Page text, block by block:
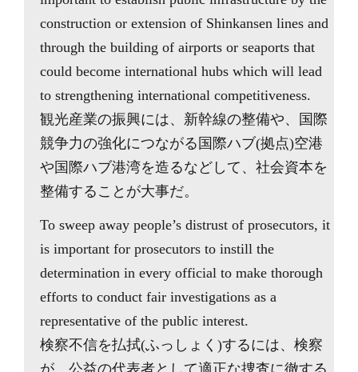
construction or extension of Shinkansen lines and
through the building of airports or seaports that
could become international hubs which will lead
to strengthening international competitiveness.
観光産業の振興には、新幹線の整備や、国際
競争力の強化につながる国際ハブ(拠点)空港
や国際ハブ港湾を造るなどして、社会資本を
整備することが大事だ。
To sweep away people’s distrust of prosecutors, it
is important for prosecutors to instill the
determination in every official to make thorough
efforts to conduct fair investigations as a
representative of the public interest.
検察不信を払拭(ふっしょく)するには、検察
が、公益の代表者として適正な捜査に徹する